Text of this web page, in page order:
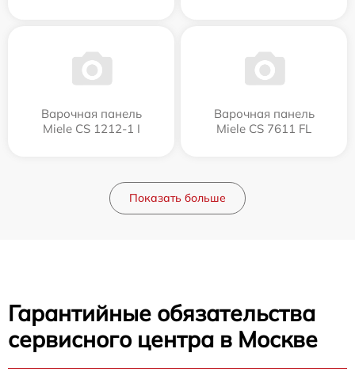
Варочная панель
Miele CS 1212-1 I
Варочная панель
Miele CS 7611 FL
Показать больше
Гарантийные обязательства
сервисного центра в Москве